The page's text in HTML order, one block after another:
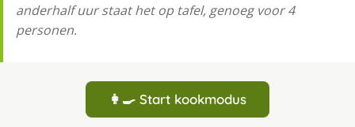
anderhalf uur staat het op tafel, genoeg voor 4
personen.
👩‍🍳 Start kookmodus